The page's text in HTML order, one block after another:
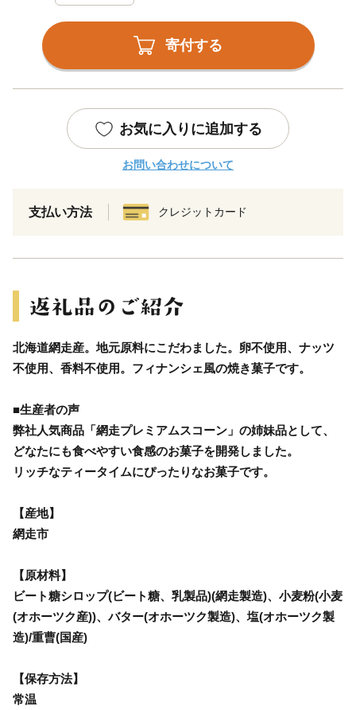
寄付する
お気に入りに追加する
お問い合わせについて
支払い方法 クレジットカード
北海道網走産。地元原料にこだわました。卵不使用、ナッツ
不使用、香料不使用。フィナンシェ風の焼き菓子です。
■生産者の声
弊社人気商品「網走プレミアムスコーン」の姉妹品として、
どなたにも食べやすい食感のお菓子を開発しました。
リッチなティータイムにぴったりなお菓子です。
【産地】
網走市
【原材料】
ビート糖シロップ(ビート糖、乳製品)(網走製造)、小麦粉(小麦
(オホーツク産))、バター(オホーツク製造)、塩(オホーツク製
造)/重曹(国産)
【保存方法】
常温